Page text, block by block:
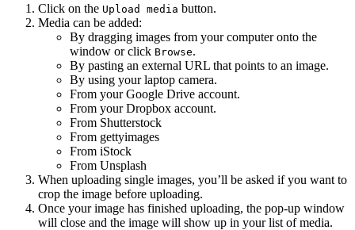
Click on the Upload media button.
Media can be added:
By dragging images from your computer onto the
window or click Browse.
By pasting an external URL that points to an image.
By using your laptop camera.
From your Google Drive account.
From your Dropbox account.
From Shutterstock
From gettyimages
From iStock
From Unsplash
When uploading single images, you’ll be asked if you want to
crop the image before uploading.
Once your image has finished uploading, the pop-up window
will close and the image will show up in your list of media.